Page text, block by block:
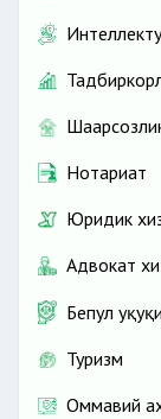
Нотариат
Юридик
Адвокат
Бепул
Туризм
Оммавий